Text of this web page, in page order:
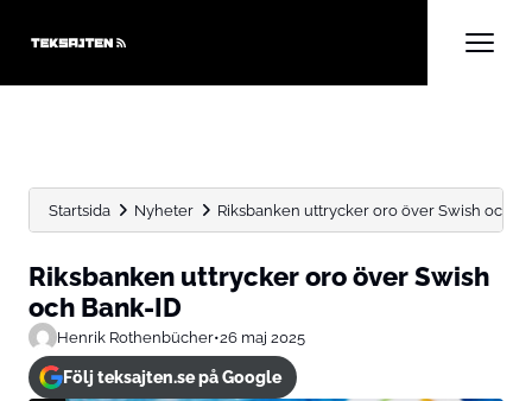
Startsida Nyheter Riksbanken uttrycker oro över Swish och
Riksbanken uttrycker oro över Swish
och Bank-ID
Henrik Rothenbücher•26 maj 2025
Följ teksajten.se på Google